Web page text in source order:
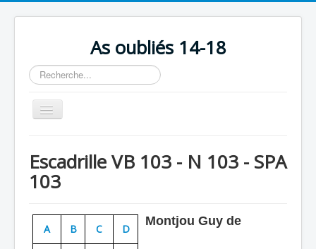
As oubliés 14-18
Rechercher
Basculer
la
Chronologie
Escadrilles
Organisation
Avions
Escadrille VB 103 - N 103 - SPA
103
A B C D
Montjou Guy de